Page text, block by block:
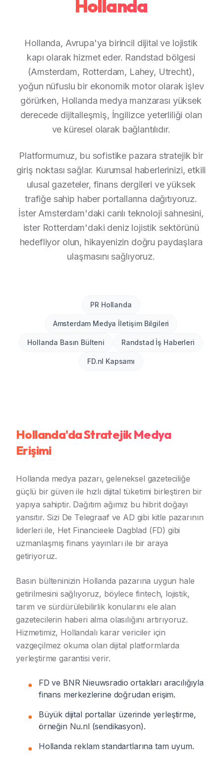
Hollanda
Hollanda, Avrupa'ya birincil dijital ve lojistik
kapı olarak hizmet eder. Randstad bölgesi
(Amsterdam, Rotterdam, Lahey, Utrecht),
yoğun nüfuslu bir ekonomik motor olarak işlev
görürken, Hollanda medya manzarası yüksek
derecede dijitalleşmiş, İngilizce yeterliliği olan
ve küresel olarak bağlantılıdır.
Platformumuz, bu sofistike pazara stratejik bir
giriş noktası sağlar. Kurumsal haberlerinizi, etkili
ulusal gazeteler, finans dergileri ve yüksek
trafiğe sahip haber portallarına dağıtıyoruz.
İster Amsterdam'daki canlı teknoloji sahnesini,
ister Rotterdam'daki deniz lojistik sektörünü
hedefliyor olun, hikayenizin doğru paydaşlara
ulaşmasını sağlıyoruz.
PR Hollanda
Amsterdam Medya İletişim Bilgileri
Hollanda Basın Bülteni Randstad İş Haberleri
FD.nl Kapsamı
Hollanda'da Stratejik Medya
Erişimi
Hollanda medya pazarı, geleneksel gazeteciliğe
güçlü bir güven ile hızlı dijital tüketimi birleştiren bir
yapıya sahiptir. Dağıtım ağımız bu hibrit doğayı
yansıtır. Sizi De Telegraaf ve AD gibi kitle pazarının
liderleri ile, Het Financieele Dagblad (FD) gibi
uzmanlaşmış finans yayınları ile bir araya
getiriyoruz.
Basın bülteninizin Hollanda pazarına uygun hale
getirilmesini sağlıyoruz, böylece fintech, lojistik,
tarım ve sürdürülebilirlik konularını ele alan
gazetecilerin haberi alma olasılığını artırıyoruz.
Hizmetimiz, Hollandalı karar vericiler için
vazgeçilmez okuma olan dijital platformlarda
yerleştirme garantisi verir.
●
FD ve BNR Nieuwsradio ortakları aracılığıyla
finans merkezlerine doğrudan erişim.
●
Büyük dijital portallar üzerinde yerleştirme,
örneğin Nu.nl (sendikasyon).
● Hollanda reklam standartlarına tam uyum.